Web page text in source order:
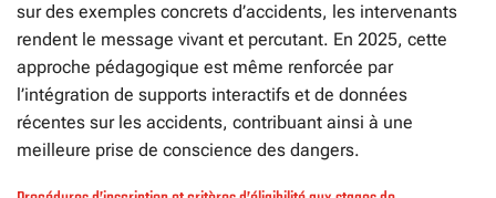
sur des exemples concrets d’accidents, les intervenants
rendent le message vivant et percutant. En 2025, cette
approche pédagogique est même renforcée par
l’intégration de supports interactifs et de données
récentes sur les accidents, contribuant ainsi à une
meilleure prise de conscience des dangers.